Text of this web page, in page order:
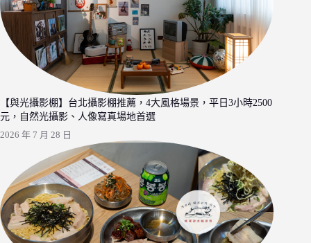
【與光攝影棚】台北攝影棚推薦，4大風格場景，平日3小時2500
元，自然光攝影、人像寫真場地首選
2026 年 7 月 28 日